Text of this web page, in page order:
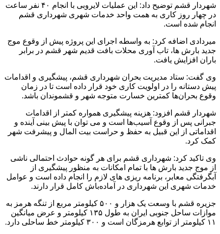
شهردار قشم توضیح داد: این عملیات لایروبی با انجام ۴۰ نفر ساعت
در چهار روز کاری به همت واحد خدمات شهری شهرداری قشم
انجام شده است.
میردادی اضافه کرد: به واسطه اجرای این پروژه پیش از وقوع موج
جدید بارش ها، تاب آوری محلات بافت قدیم شهر قشم در برابر
باران افزایش یافت.
وی گفت: ستاد مدیریت بحران شهرداری قشم، پیشگیری و اقدامات
پیش دستانه را در اولویت کاری خود قرار داده است تا در زمان
وقوع بحران‌ها کمترین خسارت متوجه شهر و قشموندان باشد.
شهردار قشم افزود: هزینه پیشگیری همواره کمتر از اقدامات
جبرانی پس از وقوع آسیب‌ها است و می توان با پیش بینی آینده و
اقداماتی از این قبیل به حفظ و حراست بیت المال و پیشرفت شهر
کمک کرد.
وی تاکید کرد: شهرداری قشم برای هر گونه حوادث احتمالی ناشی
از موج جدید بارش ها با تمام امکانات به منظور پیشگیری از
آبگرفتگی معابر، برنامه‌ ریزی‌ های لازم را انجام داده است و عوامل
خدمات شهری این شهرداری در آماده‌باش کامل قرار دارند.
جزیره قشم با وسعت یک هزار و ۵۰۰ کیلومتر مربع از تنگه هرمز به
موازات ساحل جنوبی ایران به طول ۱۳۵ کیلومتر و عرض میانگین
۱۱ کیلومتر از توابع هرمزگان است و ۳۰۰ کیلومتر خط ساحلی دارد.